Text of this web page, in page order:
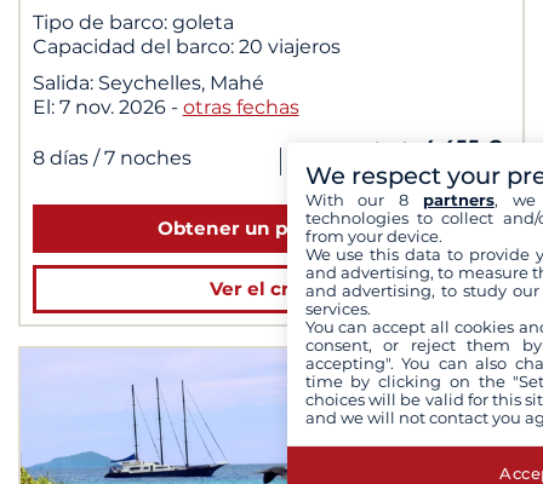
Tipo de barco: goleta
Capacidad del barco: 20 viajeros
Salida: Seychelles, Mahé
El: 7 nov. 2026 - otras fechas
8 días / 7 noches | desde 4 455 €
para 2 personas
Obtener un presupuesto
Ver el crucero
We respect your
With our 8 partners, we
technologies to collect
from your device.
We use this data to provide
and advertising, to measure
and advertising, to study
services.
You can accept all cookies
consent, or reject them
accepting". You can also
time by clicking on the
choices will be valid for this
and we will not contact you